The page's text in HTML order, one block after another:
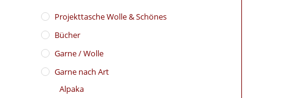
​Projekttasche Wolle & Schönes
Bücher
Garne / Wolle
Garne nach Art
Alpaka